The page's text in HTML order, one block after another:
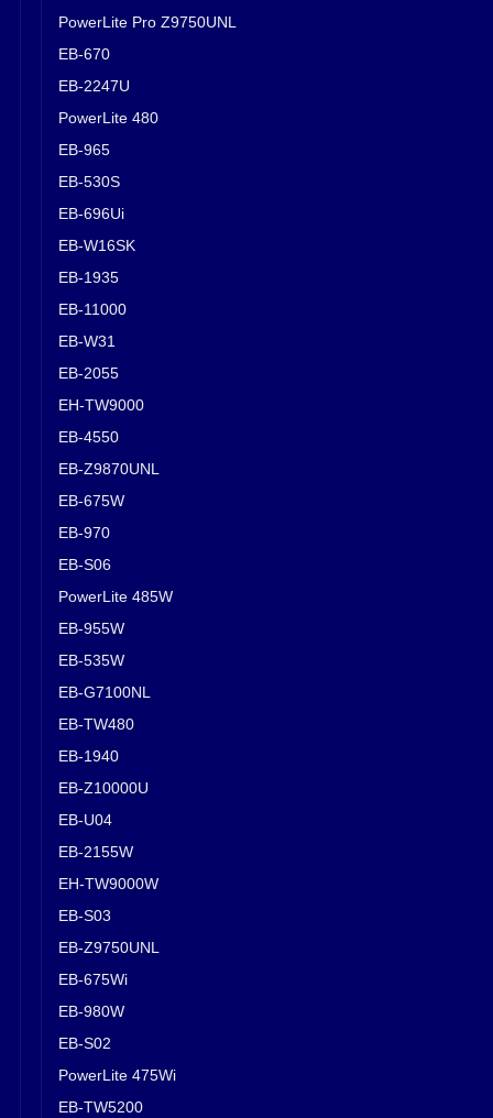
PowerLite Pro Z9750UNL
EB-670
EB-2247U
PowerLite 480
EB-965
EB-530S
EB-696Ui
EB-W16SK
EB-1935
EB-11000
EB-W31
EB-2055
EH-TW9000
EB-4550
EB-Z9870UNL
EB-675W
EB-970
EB-S06
PowerLite 485W
EB-955W
EB-535W
EB-G7100NL
EB-TW480
EB-1940
EB-Z10000U
EB-U04
EB-2155W
EH-TW9000W
EB-S03
EB-Z9750UNL
EB-675Wi
EB-980W
EB-S02
PowerLite 475Wi
EB-TW5200